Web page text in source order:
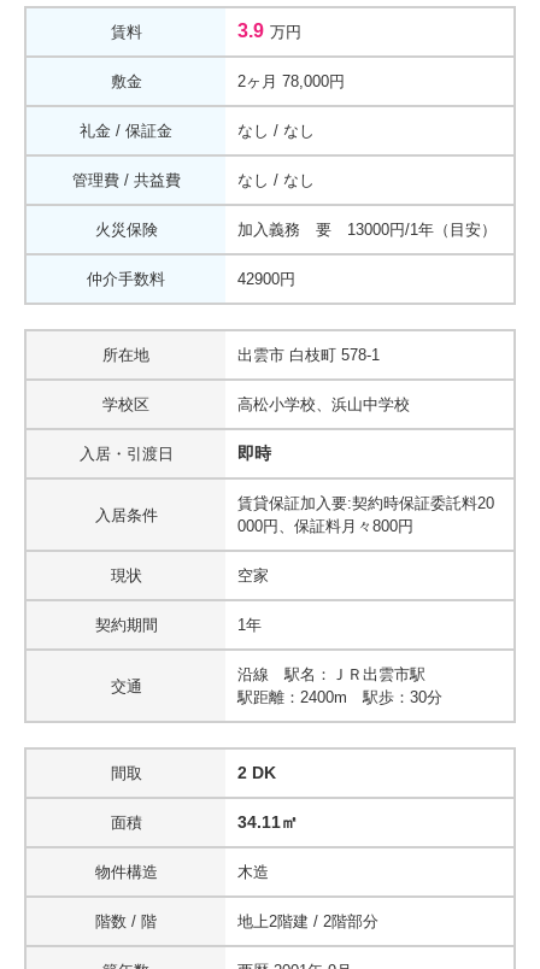
賃料 3.9 万円
敷金 2ヶ月 78,000円
礼金 / 保証金 なし / なし
管理費 / 共益費 なし / なし
火災保険 加入義務 要 13000円/1年（目安）
仲介手数料 42900円
所在地 出雲市 白枝町 578-1
学校区 高松小学校、浜山中学校
入居・引渡日 即時
入居条件
賃貸保証加入要:契約時保証委託料20
000円、保証料月々800円
現状 空家
契約期間 1年
交通
沿線 駅名：ＪＲ出雲市駅
駅距離：2400m 駅歩：30分
間取 2 DK
面積 34.11㎡
物件構造 木造
階数 / 階 地上2階建 / 2階部分